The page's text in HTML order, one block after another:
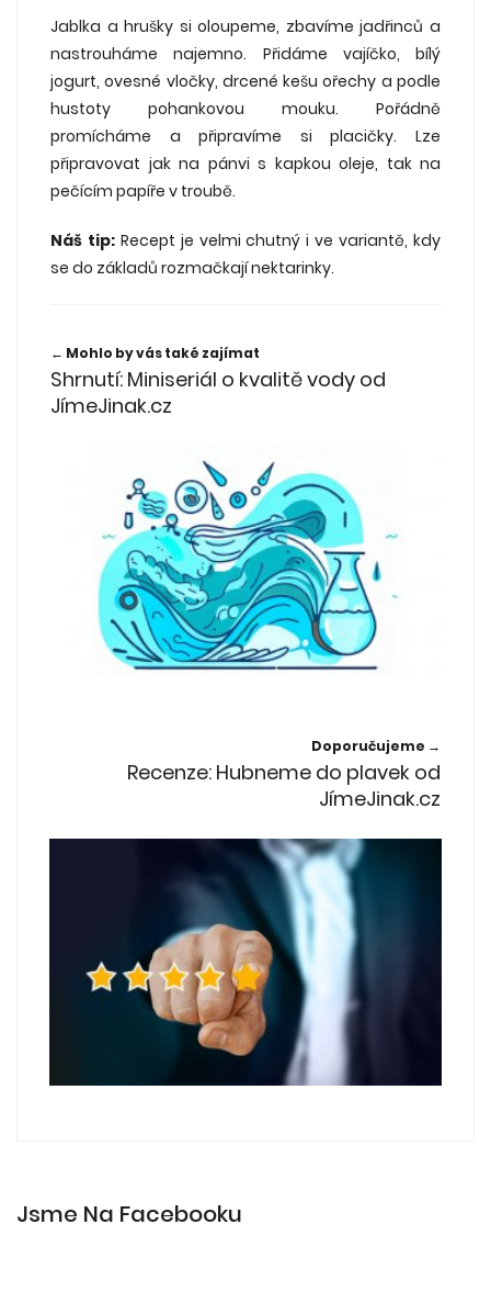
Jablka a hrušky si oloupeme, zbavíme jadřinců a
nastrouháme najemno. Přidáme vajíčko, bílý
jogurt, ovesné vločky, drcené kešu ořechy a podle
hustoty pohankovou mouku. Pořádně
promícháme a připravíme si placičky. Lze
připravovat jak na pánvi s kapkou oleje, tak na
pečícím papíře v troubě.
Náš tip: Recept je velmi chutný i ve variantě, kdy
se do základů rozmačkají nektarinky.
← Mohlo by vás také zajímat
Shrnutí: Miniseriál o kvalitě vody od
JímeJinak.cz
Doporučujeme →
Recenze: Hubneme do plavek od
JímeJinak.cz
Jsme Na Facebooku